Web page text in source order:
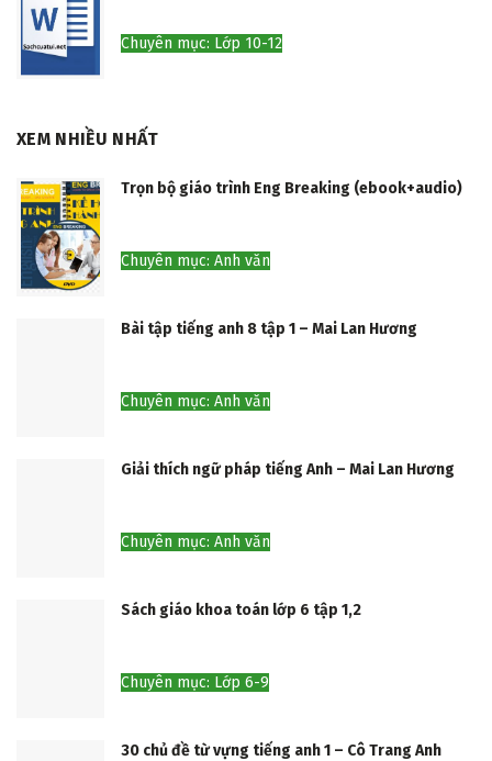
Chuyên mục: Lớp 10-12
XEM NHIỀU NHẤT
Trọn bộ giáo trình Eng Breaking (ebook+audio)
Chuyên mục: Anh văn
Bài tập tiếng anh 8 tập 1 – Mai Lan Hương
Chuyên mục: Anh văn
Giải thích ngữ pháp tiếng Anh – Mai Lan Hương
Chuyên mục: Anh văn
Sách giáo khoa toán lớp 6 tập 1,2
Chuyên mục: Lớp 6-9
30 chủ đề từ vựng tiếng anh 1 – Cô Trang Anh